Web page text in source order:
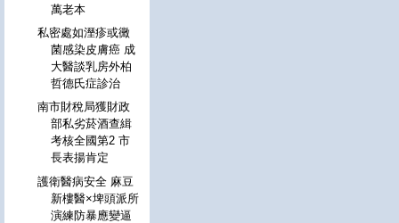
萬老本
私密處如溼疹或黴
菌感染皮膚癌 成
大醫談乳房外柏
哲德氏症診治
南市財稅局獲財政
部私劣菸酒查緝
考核全國第2 市
長表揚肯定
護衛醫病安全 麻豆
新樓醫×埤頭派所
演練防暴應變逼